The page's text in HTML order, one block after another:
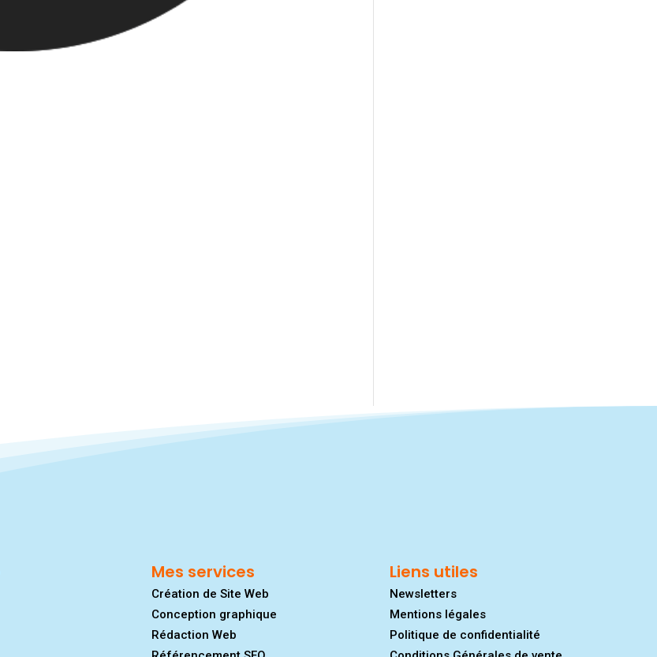
Mes services
Création de Site Web
Conception graphique
Rédaction Web
Liens utiles
Newsletters
Mentions légales
Politique de confidentialité